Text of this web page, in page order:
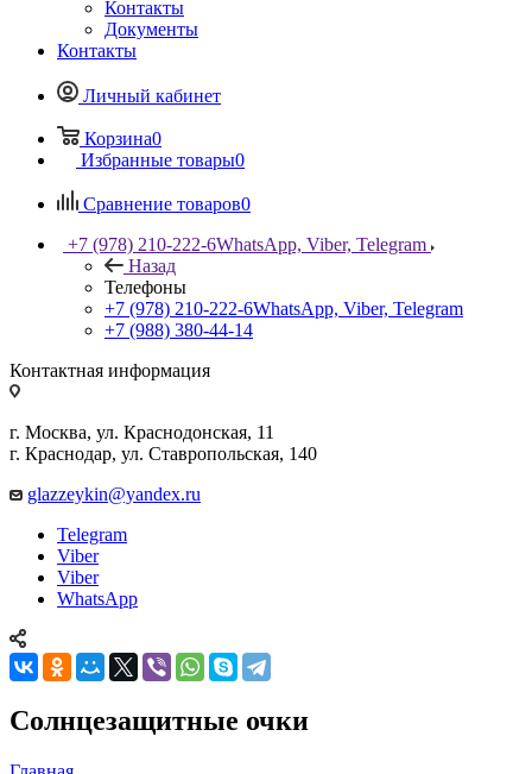
Контакты
Документы
Контакты
Личный кабинет
Корзина0
Избранные товары0
Сравнение товаров0
+7 (978) 210-222-6WhatsApp, Viber, Telegram
Назад
Телефоны
+7 (978) 210-222-6WhatsApp, Viber, Telegram
+7 (988) 380-44-14
Контактная информация
г. Москва, ул. Краснодонская, 11
г. Краснодар, ул. Ставропольская, 140
glazzeykin@yandex.ru
Telegram
Viber
Viber
WhatsApp
Солнцезащитные очки